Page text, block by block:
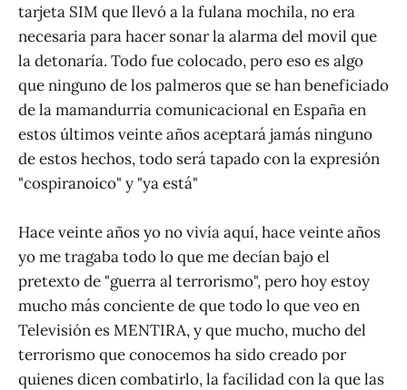
tarjeta SIM que llevó a la fulana mochila, no era
necesaria para hacer sonar la alarma del movil que
la detonaría. Todo fue colocado, pero eso es algo
que ninguno de los palmeros que se han beneficiado
de la mamandurria comunicacional en España en
estos últimos veinte años aceptará jamás ninguno
de estos hechos, todo será tapado con la expresión
"cospiranoico" y "ya está"
Hace veinte años yo no vivía aquí, hace veinte años
yo me tragaba todo lo que me decían bajo el
pretexto de "guerra al terrorismo", pero hoy estoy
mucho más conciente de que todo lo que veo en
Televisión es MENTIRA, y que mucho, mucho del
terrorismo que conocemos ha sido creado por
quienes dicen combatirlo, la facilidad con la que las